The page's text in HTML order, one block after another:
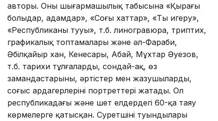
авторы. Оның шығармашылық табысына «Қырағы
болыңдар, адамдар», «Соңғы хаттар», «Тың игеру»,
«Республиканың тууы», т.б. линогравюра, триптих,
графикалық топтамалары және әл-Фараби,
Әбілқайыр хан, Кенесары, Абай, Мұхтар Әуезов,
т.б. тарихи тұлғалардың, сондай-ақ, өз
замандастарының, әртістер мен жазушылардың,
соғыс ардагерлерінің портреттері жатады. Ол
республикадағы және шет елдердегі 60-қа таяу
көрмелерге қатысқан. Суретшінің туындылары